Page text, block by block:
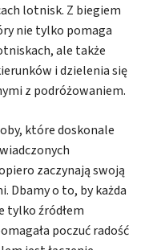
lotnisk. Z biegiem
nie tylko pomaga
ale także
i dzielenia się
z podróżowaniem.
które doskonale
zaczynają swoją
Dbamy o to, by każda
tylko źródłem
poczuć radość